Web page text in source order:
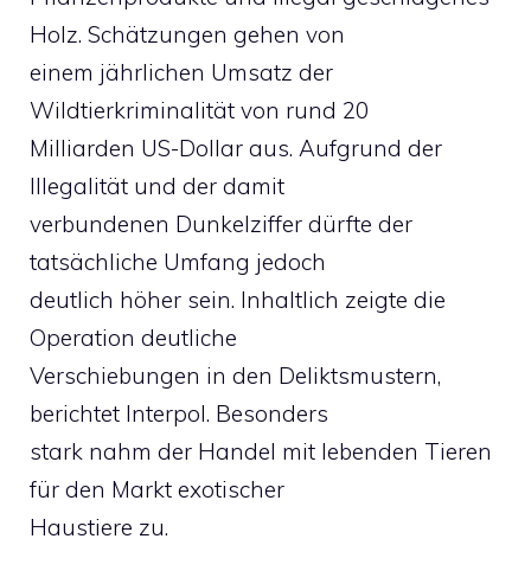
Holz. Schätzungen gehen von
einem jährlichen Umsatz der
Wildtierkriminalität von rund 20
Milliarden US-Dollar aus. Aufgrund der
Illegalität und der damit
verbundenen Dunkelziffer dürfte der
tatsächliche Umfang jedoch
deutlich höher sein. Inhaltlich zeigte die
Operation deutliche
Verschiebungen in den Deliktsmustern,
berichtet Interpol. Besonders
stark nahm der Handel mit lebenden Tieren
für den Markt exotischer
Haustiere zu.